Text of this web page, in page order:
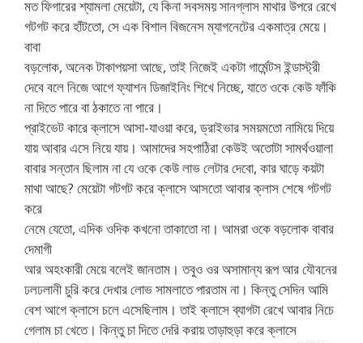
মত ফিগারের শ্যামলা মেয়েটা, যে কিনা সবসময় সানগ্লাস মাথার উপরে রেখে
গটগট করে হাঁটতো, সে এক বিশাল বিজনেস ম্যাগনেটের একমাত্র মেয়ে।
বাবা
বড়লোক, অনেক টাকাপয়সা আছে, তাই নিজেই একটা গার্মেন্টস ইন্ডাস্ট্রী
দেবে বলে নিজে আগে ফ্যাশন ডিজাইনিং শিখে নিচ্ছে, যাতে ওকে কেউ ফাঁকি
না দিতে পারে বা ঠকাতে না পারে।
প্রাইভেট কারে ক্লাসে আসা-যাওয়া করে, ড্রাইভার সময়মতো নামিয়ে দিয়ে
যায় আবার এসে নিয়ে যায়। আমাদের সহপাঠিরা কেউই অতোটা সামর্থওয়ালা
বাবার সন্তান ছিলাম না যে ওকে কেউ লাভ লেটার দেবো, কার ঘাড়ে কয়টা
মাথা আছে? মেয়েটা গটগট করে ক্লাসে আসতো আবার ক্লাস শেষে গটগট
করে
নেমে যেতো, এদিক ওদিক কখনো তাকাতো না। আমরা ওকে বড়লোক বাবার
দেমাগী
আর অহংকারী মেয়ে বলেই জানতাম। তবুও ওর অসামান্য রূপ আর যৌবনের
ঢলঢলানী চুরি করে দেখার লোভ সামলাতে পারতাম না। কিন্তু সেদিন আমি
বেশ আগে ক্লাসে চলে এসেছিলাম। তাই ক্লাসে ব্যাগটা রেখে আবার নিচে
গেলাম চা খেতে। কিন্তু চা দিতে দেরি করায় তাড়াহুড়া করে ক্লাসে